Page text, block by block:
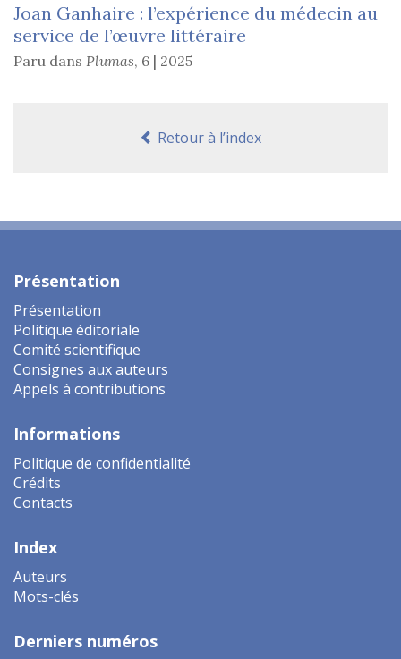
Joan Ganhaire : l’expérience du médecin au
service de l’œuvre littéraire
Paru dans Plumas, 6 | 2025
Retour à l’index
Présentation
Présentation
Politique éditoriale
Comité scientifique
Consignes aux auteurs
Appels à contributions
Informations
Politique de confidentialité
Crédits
Contacts
Index
Auteurs
Mots-clés
Derniers numéros